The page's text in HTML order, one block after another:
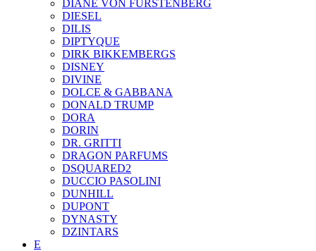
DIANE VON FURSTENBERG
DIESEL
DILIS
DIPTYQUE
DIRK BIKKEMBERGS
DISNEY
DIVINE
DOLCE & GABBANA
DONALD TRUMP
DORA
DORIN
DR. GRITTI
DRAGON PARFUMS
DSQUARED2
DUCCIO PASOLINI
DUNHILL
DUPONT
DYNASTY
DZINTARS
E